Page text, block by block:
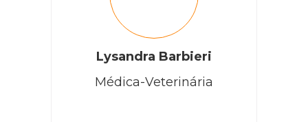
Lysandra Barbieri
Médica-Veterinária